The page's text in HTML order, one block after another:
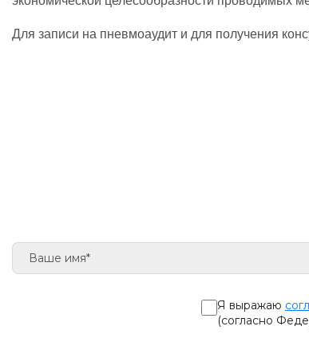
Для записи на пневмоаудит и для получения
Я выражаю
(согласно